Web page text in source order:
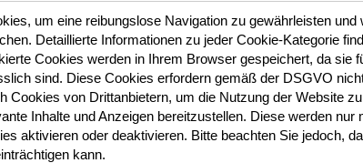
um eine reibungslose Navigation zu gewährleisten und
Detaillierte Informationen zu jeder Cookie-Kategorie
Cookies werden in Ihrem Browser gespeichert, da sie
sind. Diese Cookies erfordern gemäß der DSGVO
Cookies von Drittanbietern, um die Nutzung der Website
Inhalte und Anzeigen bereitzustellen. Diese werden nur
aktivieren oder deaktivieren. Bitte beachten Sie jedoch,
kann.